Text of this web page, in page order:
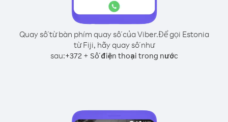
Quay số từ bàn phím quay số của Viber.Để gọi Estonia
từ Fiji, hãy quay số như
sau:+372+ Số điện thoại trong nước